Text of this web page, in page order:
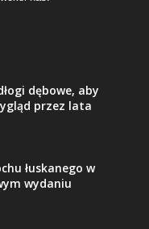
dębowe, aby
przez lata
łuskanego w
wydaniu